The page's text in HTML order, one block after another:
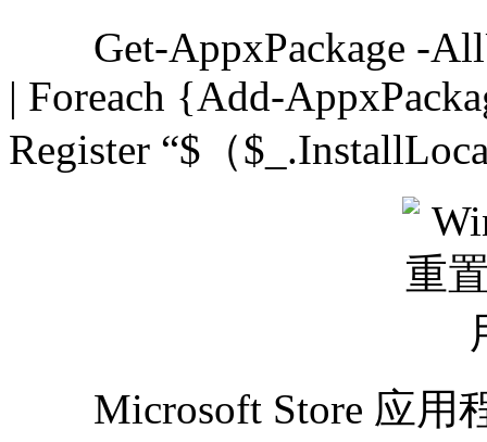
Get-AppxPackage -
| Foreach {Add-
Register “$（
Microsoft Store 应用